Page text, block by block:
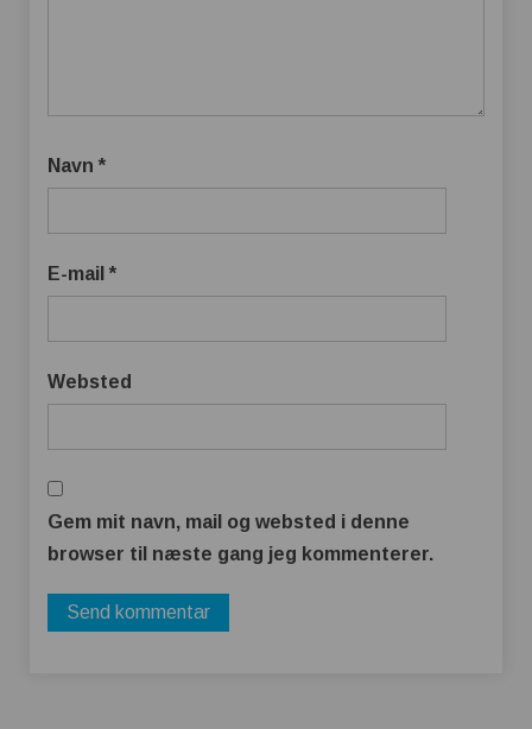
Navn *
E-mail *
Websted
Gem mit navn, mail og websted i denne
browser til næste gang jeg kommenterer.